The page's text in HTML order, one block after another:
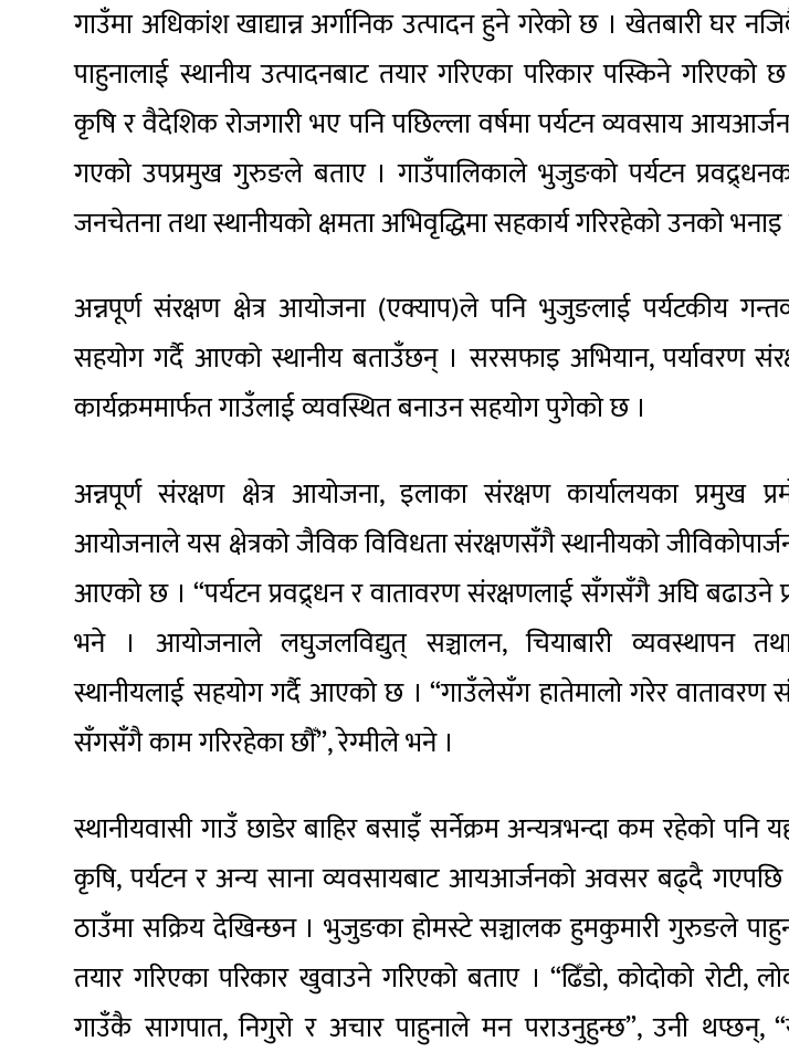
गाउँमा अधिकांश खाद्यान्न अर्गानिक उत्पादन हुने गरेको छ । खेतबारी घर
पाहुनालाई स्थानीय उत्पादनबाट तयार गरिएका परिकार पस्किने
कृषि र वैदेशिक रोजगारी भए पनि पछिल्ला वर्षमा पर्यटन व्यवसाय
गएको उपप्रमुख गुरुङले बताए । गाउँपालिकाले भुजुङको पर्यटन
जनचेतना तथा स्थानीयको क्षमता अभिवृद्धिमा सहकार्य गरिरहेको उनको
अन्नपूर्ण संरक्षण क्षेत्र आयोजना (एक्याप)ले पनि भुजुङलाई पर्यटकीय
सहयोग गर्दै आएको स्थानीय बताउँछन् । सरसफाइ अभियान, पर्यावरण
कार्यक्रममार्फत गाउँलाई व्यवस्थित बनाउन सहयोग पुगेको छ ।
अन्नपूर्ण संरक्षण क्षेत्र आयोजना, इलाका संरक्षण कार्यालयका प्रमुख
आयोजनाले यस क्षेत्रको जैविक विविधता संरक्षणसँगै स्थानीयको
आएको छ । “पर्यटन प्रवद्र्धन र वातावरण संरक्षणलाई सँगसँगै अघि बढाउने
भने । आयोजनाले लघुजलविद्युत् सञ्चालन, चियाबारी व्यवस्थापन
स्थानीयलाई सहयोग गर्दै आएको छ । “गाउँलेसँग हातेमालो गरेर वातावरण
सँगसँगै काम गरिरहेका छौँ”, रेग्मीले भने ।
स्थानीयवासी गाउँ छाडेर बाहिर बसाइँ सर्नेक्रम अन्यत्रभन्दा कम रहेको पनि
कृषि, पर्यटन र अन्य साना व्यवसायबाट आयआर्जनको अवसर बढ्दै
ठाउँमा सक्रिय देखिन्छन । भुजुङका होमस्टे सञ्चालक हुमकुमारी गुरुङले
तयार गरिएका परिकार खुवाउने गरिएको बताए । “ढिँडो, कोदोको
गाउँकै सागपात, निगुरो र अचार पाहुनाले मन पराउनुहुन्छ”, उनी थप्छन्,